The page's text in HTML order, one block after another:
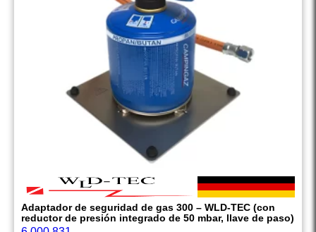
Adaptador de seguridad de gas 300 – WLD-TEC (con
reductor de presión integrado de 50 mbar, llave de paso)